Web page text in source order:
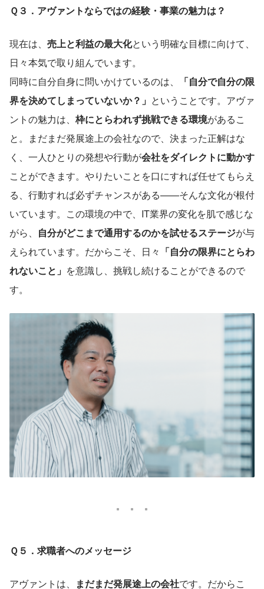
Ｑ３．アヴァントならではの経験・事業の魅力は？
現在は、 売上と利益の最大化という明確な目標に向けて、
日々本気で取り組んでいます。
同時に自分自身に問いかけているのは、
「自分で自分の限
界を決めてしまっていないか？」 ということです。アヴァ
ントの魅力は、 枠にとらわれず挑戦できる環境があるこ
と。まだまだ発展途上の会社なので、決まった正解はな
く、一人ひとりの発想や行動が会社をダイレクトに動かす
ことができます。やりたいことを口にすれば任せてもらえ
る、行動すれば必ずチャンスがある——そんな文化が根付
いています。この環境の中で、IT業界の変化を肌で感じな
がら、 自分がどこまで通用するのかを試せるステージが与
えられています。だからこそ、日々 「自分の限界にとらわ
れないこと」 を意識し、挑戦し続けることができるので
す。
Ｑ５．求職者へのメッセージ
アヴァントは、 まだまだ発展途上の会社です。だからこ